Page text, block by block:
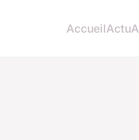
AccueilActu